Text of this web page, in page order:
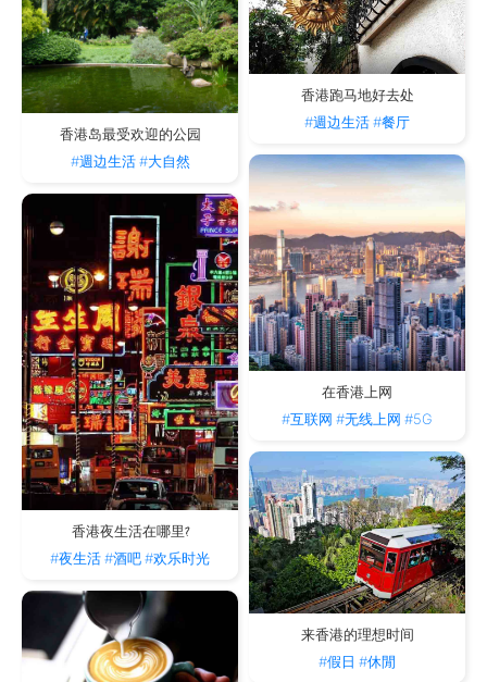
香港岛最受欢迎的公园
#週边生活 #大自然
香港跑马地好去处
#週边生活#餐厅
在香港上网
#互联网 #无线上网 #5G
香港夜生活在哪里?
#夜生活#酒吧#欢乐时光
来香港的理想时间
#假日 #休閒